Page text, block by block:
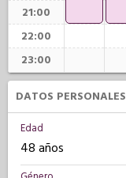
21:00
22:00
23:00
DATOS PERSONALES
Edad
48 años